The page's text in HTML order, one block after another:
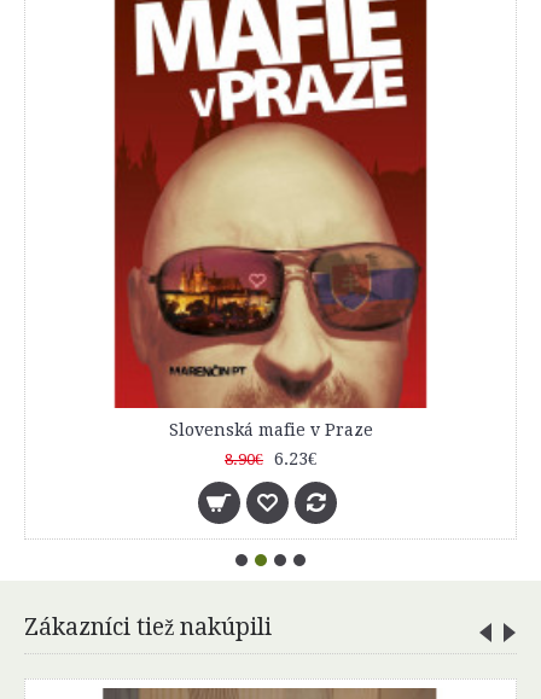
Slovenská mafie v Praze
8.90€ 6.23€
Zákazníci tiež nakúpili